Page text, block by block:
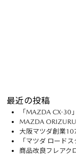
最近の投稿
「MAZDA CX-30
MAZDA
大阪マツダ創業
「マツダ ロード
商品改良フレアク